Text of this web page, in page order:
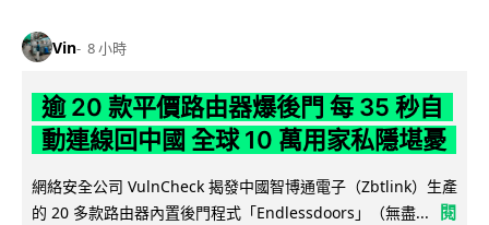
Vin 8 小時
逾 20 款平價路由器爆後門 每 35 秒自
動連線回中國 全球 10 萬用家私隱堪憂
網絡安全公司 VulnCheck 揭發中國智博通電子（Zbtlink）生產
的 20 多款路由器內置後門程式「Endlessdoors」（無盡...
閱